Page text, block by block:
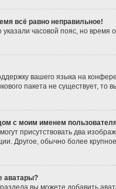
всё равно неправильное!
часовой пояс, но
вашего языка на
пакета не существует,
с моим именем
присутствовать два
Другое, обычно более
аватары?
вы можете добавить